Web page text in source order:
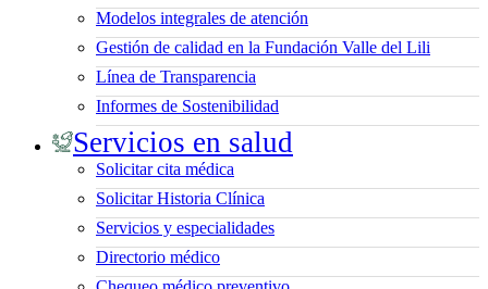
Modelos integrales de atención
Gestión de calidad en la Fundación Valle del Lili
Línea de Transparencia
Informes de Sostenibilidad
Servicios en salud
Solicitar cita médica
Solicitar Historia Clínica
Servicios y especialidades
Directorio médico